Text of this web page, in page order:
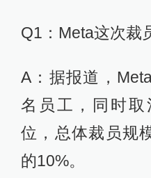
Q1：Meta这次裁
A：据报道，
名员工，同时取
位，总体裁员规
的10%。